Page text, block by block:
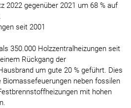
2022 gegenüber 2021 um 68 % auf
seit 2001
350.000 Holzzentralheizungen seit
Rückgang der
um gute 20 % geführt. Dies
Biomassefeuerungen neben fossilen
mit hohen